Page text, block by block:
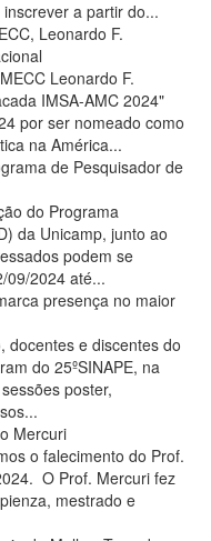
a partir do...
Leonardo F.
Leonardo F.
IMSA-AMC 2024"
por ser nomeado como
na América...
de Pesquisador de
do Programa
da Unicamp, junto ao
podem se
09/2024 até...
presença no maior
docentes e discentes do
do 25ºSINAPE, na
poster,
Mercuri
o falecimento do Prof.
O Prof. Mercuri fez
mestrado e